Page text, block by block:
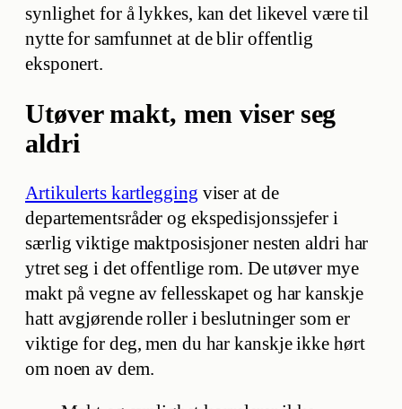
synlighet for å lykkes, kan det likevel være til
nytte for samfunnet at de blir offentlig
eksponert.
Utøver makt, men viser seg
aldri
Artikulerts kartlegging viser at de
departementsråder og ekspedisjonssjefer i
særlig viktige maktposisjoner nesten aldri har
ytret seg i det offentlige rom. De utøver mye
makt på vegne av fellesskapet og har kanskje
hatt avgjørende roller i beslutninger som er
viktige for deg, men du har kanskje ikke hørt
om noen av dem.